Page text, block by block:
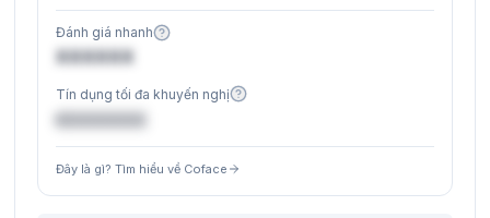
Đánh giá nhanh
XXXXXX
Tín dụng tối đa khuyến nghị
Đây là gì? Tìm hiểu về Coface